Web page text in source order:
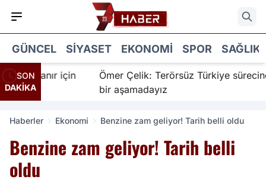
GÜNCEL SIYASET EKONOMI SPOR SAĞLIK
SON
DAKİKA
İnanır için
Ömer Çelik: Terörsüz Türkiye sürecinde
bir aşamadayız
Haberler Ekonomi Benzine zam geliyor! Tarih belli oldu
Benzine zam geliyor! Tarih belli
oldu